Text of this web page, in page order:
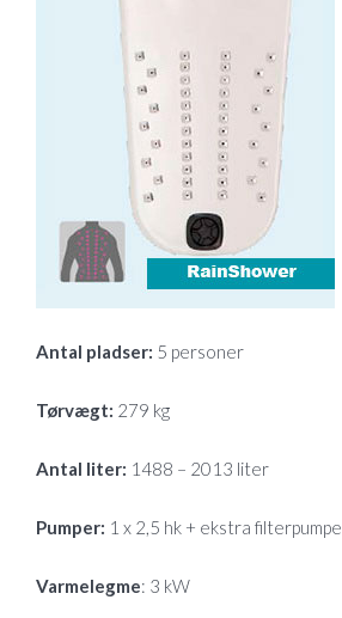
Antal pladser: 5 personer
Tørvægt: 279 kg
Antal liter: 1488 – 2013 liter
Pumper: 1 x 2,5 hk + ekstra filterpumpe
Varmelegme: 3 kW